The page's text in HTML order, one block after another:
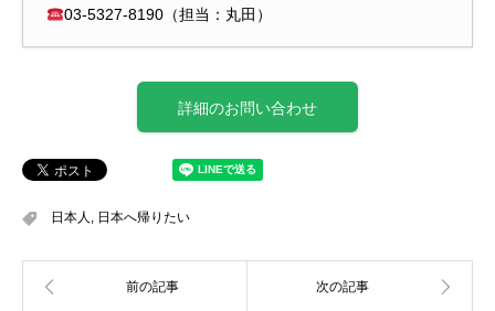
03-5327-8190（担当：丸田）
詳細のお問い合わせ
日本人 日本へ帰りたい